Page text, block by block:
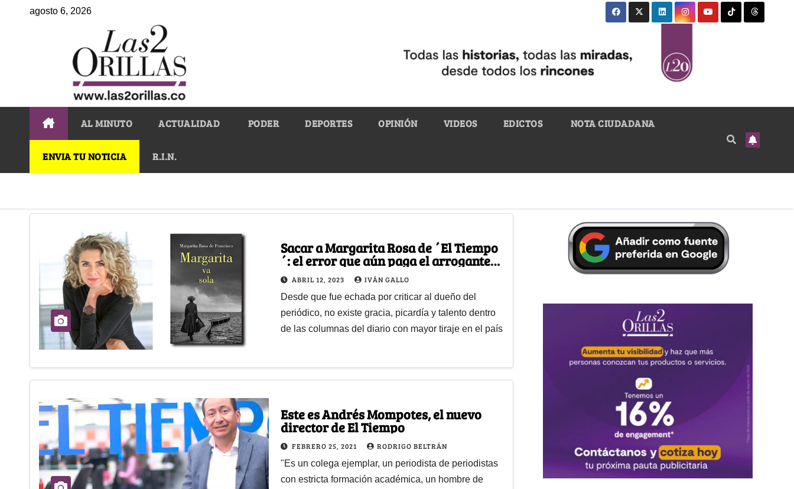
agosto 6, 2026
AL MINUTO ACTUALIDAD PODER DEPORTES OPINIÓN VIDEOS EDICTOS NOTA CIUDADANA
ENVIA TU NOTICIA R.I.N.
Sacar a Margarita Rosa de ´El Tiempo
´: el error que aún paga el arrogante
de Sarmiento Angulo
ABRIL 12, 2023 IVÁN GALLO
Desde que fue echada por criticar al dueño del
periódico, no existe gracia, picardía y talento dentro
de las columnas del diario con mayor tiraje en el país
Este es Andrés Mompotes, el nuevo
director de El Tiempo
FEBRERO 25, 2021 RODRIGO BELTRÁN
"Es un colega ejemplar, un periodista de periodistas
con estricta formación académica, un hombre de